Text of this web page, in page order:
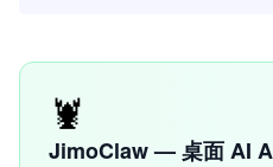
🦞
JimoClaw — 桌面 AI